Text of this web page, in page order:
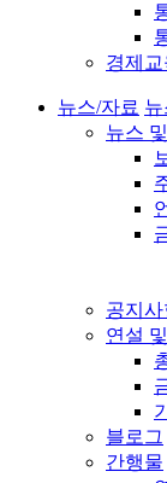
경제교
뉴스/자료 뉴
뉴스
공지
연설
블로그
간행물